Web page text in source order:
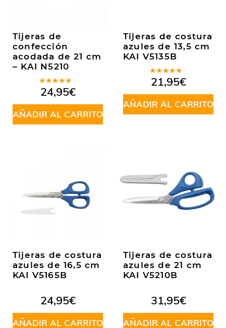
Tijeras de
confección
acodada de 21 cm
– KAI N5210
Valorado
en5.00de
5
24,95€
AÑADIR AL CARRITO
Tijeras de costura
azules de 13,5 cm
KAI V5135B
Valorado
en5.00de
5
21,95€
AÑADIR AL CARRITO
Tijeras de costura
azules de 16,5 cm
KAI V5165B
24,95€
AÑADIR AL CARRITO
Tijeras de costura
azules de 21 cm
KAI V5210B
31,95€
AÑADIR AL CARRITO